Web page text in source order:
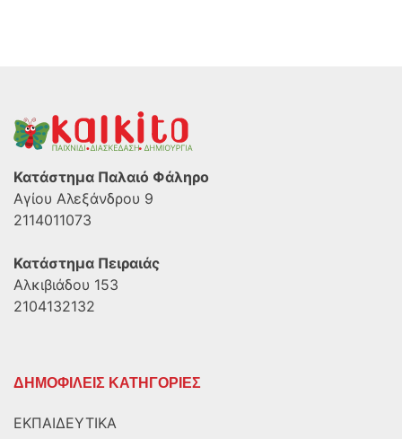
Κατάστημα Παλαιό Φάληρο
Αγίου Αλεξάνδρου 9
2114011073
Κατάστημα Πειραιάς
Αλκιβιάδου 153
2104132132
ΔΗΜΟΦΙΛΕΙΣ ΚΑΤΗΓΟΡΙΕΣ
ΕΚΠΑΙΔΕΥΤΙΚΑ